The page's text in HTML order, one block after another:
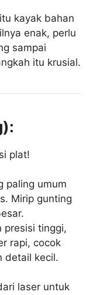
kayak bahan
enak, perlu
sampai
itu krusial.
plat!
paling umum
Mirip gunting
presisi tinggi,
rapi, cocok
detail kecil.
laser untuk